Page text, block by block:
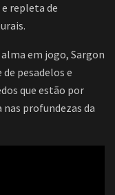
repleta de
em jogo, Sargon
pesadelos e
que estão por
nas profundezas da